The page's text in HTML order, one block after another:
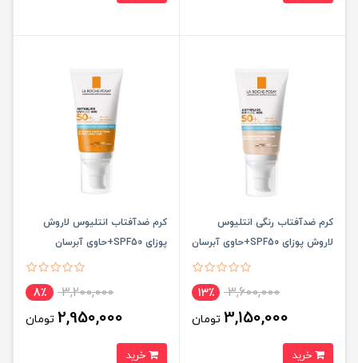
کرم ضدآفتاب رنگی انتلیوس
لاروش پوزای SPF50+حاوی آبرسان
3,600,000 13٪
3,150,000 تومان
کرم ضدآفتاب انتلیوس لاروش
پوزای SPF50+حاوی آبرسان
3,200,000 8٪
2,950,000 تومان